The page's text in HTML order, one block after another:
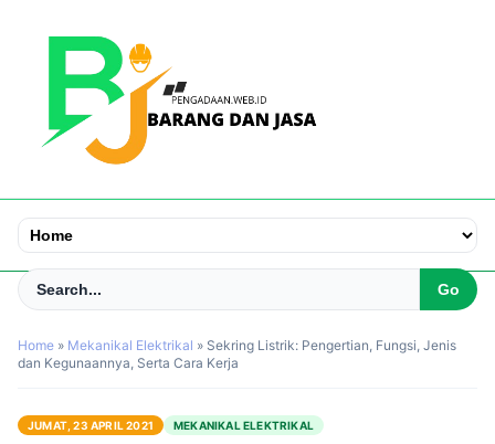
Home » Mekanikal Elektrikal » Sekring Listrik: Pengertian, Fungsi, Jenis
dan Kegunaannya, Serta Cara Kerja
JUMAT, 23 APRIL 2021 MEKANIKAL ELEKTRIKAL